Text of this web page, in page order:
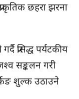
छहरा झरना
प्रसिद्ध पर्यटकीय
सङ्कलन गरी
शुल्क उठाउने